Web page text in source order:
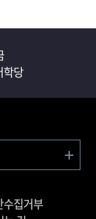
학당
수집거부